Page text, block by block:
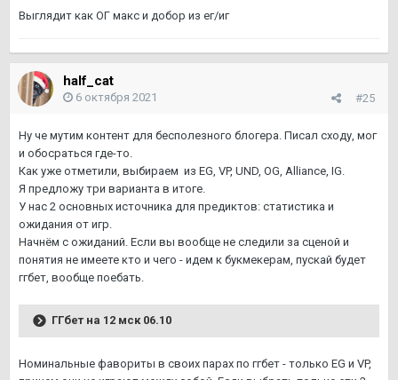
Выглядит как ОГ макс и добор из ег/иг
half_cat
#25
6 октября 2021
Ну че мутим контент для бесполезного блогера. Писал сходу, мог
и обосраться где-то.
Как уже отметили, выбираем из EG, VP, UND, OG, Alliance, IG.
Я предложу три варианта в итоге.
У нас 2 основных источника для предиктов: статистика и
ожидания от игр.
Начнём с ожиданий. Если вы вообще не следили за сценой и
понятия не имеете кто и чего - идем к букмекерам, пускай будет
ггбет, вообще поебать.
ГГбет на 12 мск 06.10
Номинальные фавориты в своих парах по ггбет - только EG и VP,